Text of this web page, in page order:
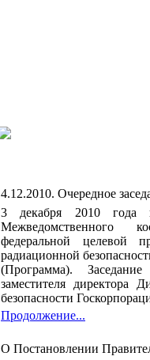
4.12.2010. Очередное
3 декабря 2010
Межведомственного
федеральной целевой
радиационной
(Программа). Заседание
заместителя директора
безопасности
Продолжение...
О Постановлении